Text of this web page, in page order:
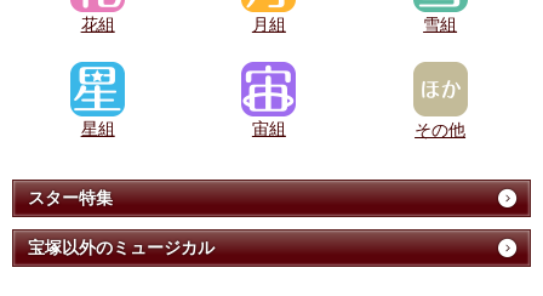
花組 月組 雪組
星組 宙組 その他
スター特集
宝塚以外のミュージカル